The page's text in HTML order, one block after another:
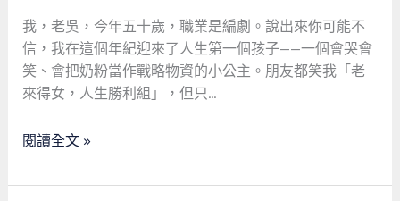
法
當
舖
救
不
窮
我，老吳，今年五十歲，職業是編劇。說出來你可能不
信，我在這個年紀迎來了人生第一個孩子——一個會哭會
笑、會把奶粉當作戰略物資的小公主。朋友都笑我「老
來得女，人生勝利組」，但只…
的
當
舖
奇
記：
急
閱讀全文 »